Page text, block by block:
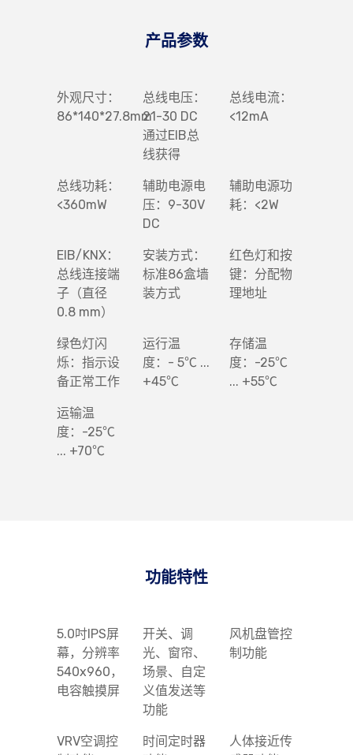
产品参数
外观尺寸：
86*140*27.8mm
总线电压：
21-30 DC
通过EIB总
线获得
总线电流：
<12mA
总线功耗：
<360mW
辅助电源电
压：9-30V
DC
辅助电源功
耗：<2W
EIB/KNX：
总线连接端
子（直径
0.8 mm）
安装方式：
标准86盒墙
装方式
红色灯和按
键：分配物
理地址
绿色灯闪
烁：指示设
备正常工作
运行温
度：- 5℃ ...
+45℃
存储温
度：-25℃
... +55℃
运输温
度：-25℃
... +70℃
功能特性
5.0吋IPS屏
幕，分辨率
540x960，
电容触摸屏
开关、调
光、窗帘、
场景、自定
义值发送等
功能
风机盘管控
制功能
VRV空调控
时间定时器
人体接近传